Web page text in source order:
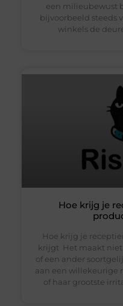
een milieubewust
bijvoorbeeld steeds
winkels de
Hoe krijg je
Hoe krijg je
krijgt Het maakt
of een ander
aan een willekeurige
of haar grootste